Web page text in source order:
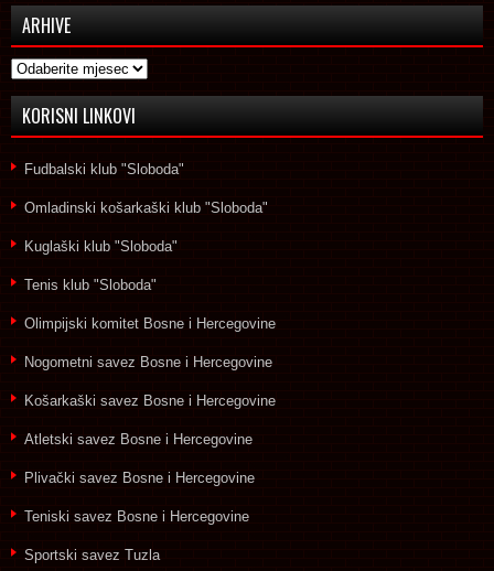
ARHIVE
Arhive
KORISNI LINKOVI
Fudbalski klub "Sloboda"
Omladinski košarkaški klub "Sloboda"
Kuglaški klub "Sloboda"
Tenis klub "Sloboda"
Olimpijski komitet Bosne i Hercegovine
Nogometni savez Bosne i Hercegovine
Košarkaški savez Bosne i Hercegovine
Atletski savez Bosne i Hercegovine
Plivački savez Bosne i Hercegovine
Teniski savez Bosne i Hercegovine
Sportski savez Tuzla